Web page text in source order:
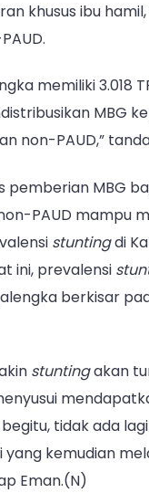
khusus ibu
memiliki 3.018
MBG
non-PAUD,”
pemberian MBG
PAUD mampu
stuntingdi
ini, prevalensi
berkisar
stuntingakan
tidak ada
yang kemudian
Eman.(N)